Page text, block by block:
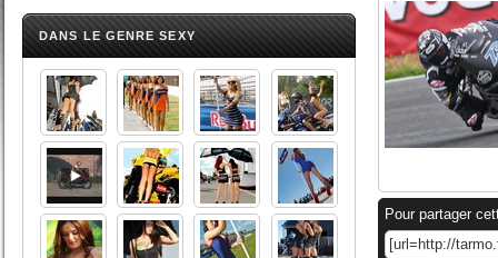
DANS LE GENRE SEXY
Pour partager